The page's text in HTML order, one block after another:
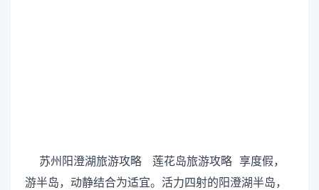
苏州阳澄湖旅游攻略 莲花岛旅游攻略 享度假，
游半岛，动静结合为适宜。活力四射的阳澄湖半岛，